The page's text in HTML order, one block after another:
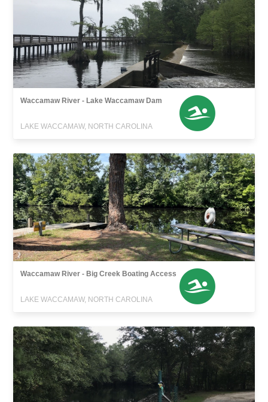
Waccamaw River - Lake Waccamaw Dam
LAKE WACCAMAW, NORTH CAROLINA
Waccamaw River - Big Creek Boating Access
LAKE WACCAMAW, NORTH CAROLINA